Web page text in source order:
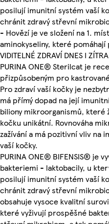
posilují imunitní systém vaší
chránit zdravý střevní
- Hovězí je ve složení na 1.
aminokyseliny, které
VIDITELNÉ ZDRAVÍ DNES I ZÍTRA
PURINA ONE® Sterilcat je
přizpůsobeným pro
Pro zdraví vaší kočky je
má přímý dopad na její
biliony mikroorganismů, které
kočku unikátní. Rovnováha
zažívání a má pozitivní vliv na
vaší kočky.
PURINA ONE® BIFENSIS® je
bakteriemi - laktobacily, u
posilují imunitní systém vaší
chránit zdravý střevní
obsahuje vysoce kvalitní
které vyživují prospěšné